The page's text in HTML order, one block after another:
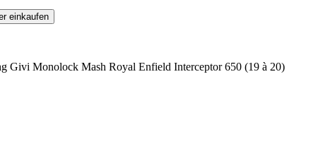
einkaufen
Givi Monolock Mash Royal Enfield Interceptor 650 (19 à 20)